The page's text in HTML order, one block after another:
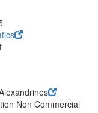
Non Commercial